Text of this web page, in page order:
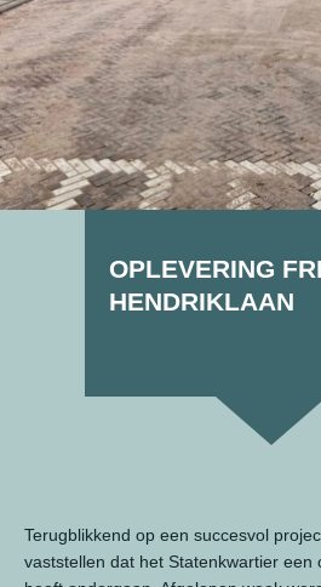
OPLEVERING
HENDRIKLAAN
Terugblikkend op een succesvol
vaststellen dat het Statenkwartier een